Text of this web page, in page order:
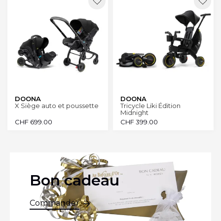
DOONA
X Siège auto et poussette
CHF 699.00
DOONA
Tricycle Liki Édition
Midnight
CHF399.00
Bon cadeau
Commander